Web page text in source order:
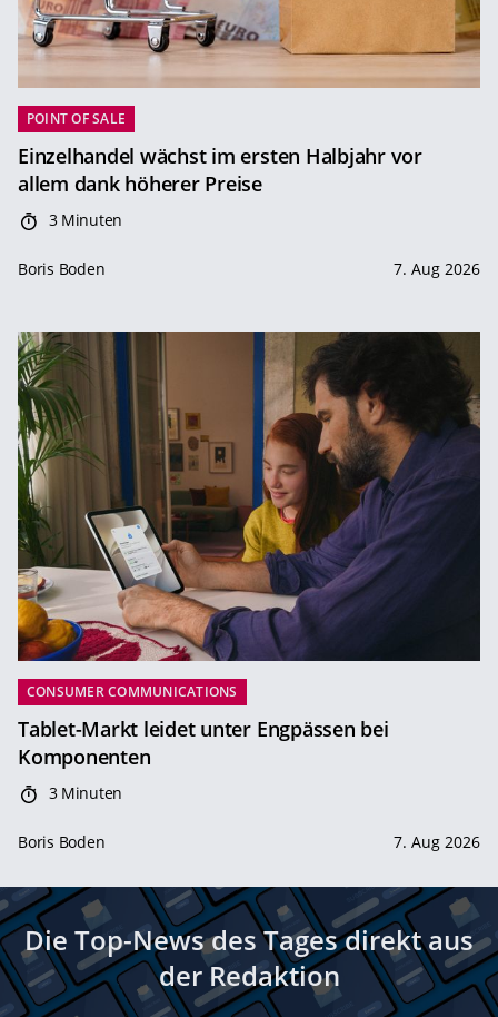
POINT OF SALE
Einzelhandel wächst im ersten Halbjahr vor
allem dank höherer Preise
3 Minuten
Boris Boden 7. Aug 2026
CONSUMER COMMUNICATIONS
Tablet-Markt leidet unter Engpässen bei
Komponenten
3 Minuten
Boris Boden 7. Aug 2026
Die Top-News des Tages direkt aus
der Redaktion